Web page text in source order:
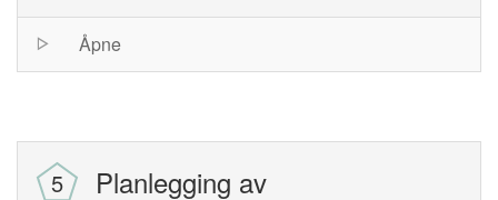
Åpne
Session
Planlegging av